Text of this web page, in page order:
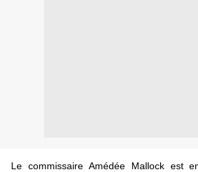
Le commissaire Amédée Mallock est